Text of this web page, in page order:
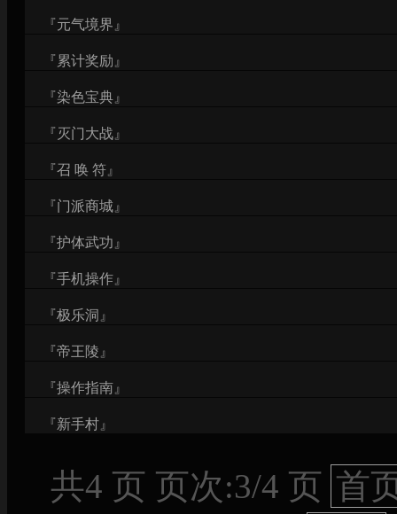
『元气境界』
『累计奖励』
『染色宝典』
『灭门大战』
『召 唤 符』
『门派商城』
『护体武功』
『手机操作』
『极乐洞』
『帝王陵』
『操作指南』
『新手村』
共4 页 页次:3/4 页 首